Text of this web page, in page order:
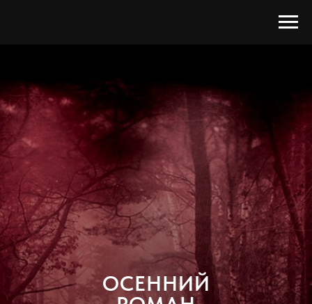
ОСЕННИЙ